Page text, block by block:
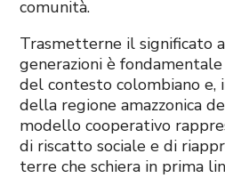
comunità.
Trasmetterne il significato
generazioni è
del contesto colombiano e,
della regione amazzonica
modello cooperativo
di riscatto sociale e di
terre che schiera in prima